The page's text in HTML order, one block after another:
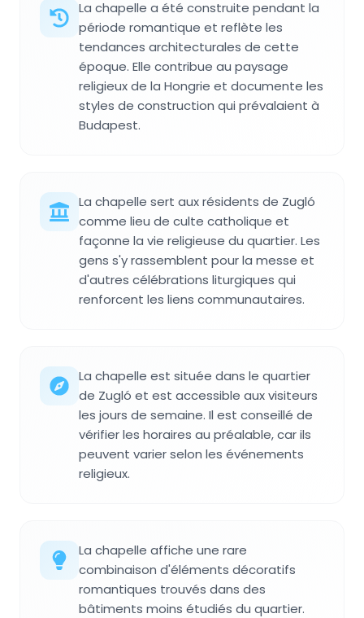
La chapelle a été construite pendant la
période romantique et reflète les
tendances architecturales de cette
époque. Elle contribue au paysage
religieux de la Hongrie et documente les
styles de construction qui prévalaient à
Budapest.
La chapelle sert aux résidents de Zugló
comme lieu de culte catholique et
façonne la vie religieuse du quartier. Les
gens s'y rassemblent pour la messe et
d'autres célébrations liturgiques qui
renforcent les liens communautaires.
La chapelle est située dans le quartier
de Zugló et est accessible aux visiteurs
les jours de semaine. Il est conseillé de
vérifier les horaires au préalable, car ils
peuvent varier selon les événements
religieux.
La chapelle affiche une rare
combinaison d'éléments décoratifs
romantiques trouvés dans des
bâtiments moins étudiés du quartier.